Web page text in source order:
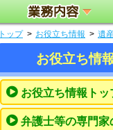
トップ お役立ち情報 遺
お役立ち情
お役立ち情報トッ
弁護士等の専門家